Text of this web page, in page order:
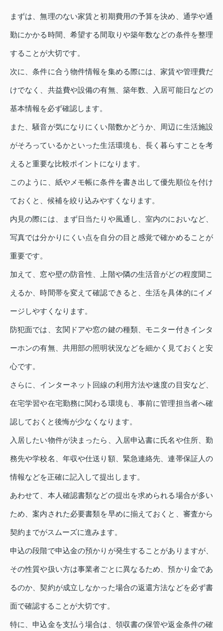
まずは、無理のない家賃と初期費用の予算を決め、通学や通
勤にかかる時間、希望する間取りや築年数などの条件を整理
することが大切です。
次に、条件に合う物件情報を集める際には、家賃や管理費だ
けでなく、共益費や設備の有無、築年数、入居可能日などの
基本情報を必ず確認します。
また、騒音が気になりにくい階数かどうか、周辺に生活施設
がそろっているかといった生活環境も、長く暮らすことを考
えると重要な比較ポイントになります。
このように、紙やメモ帳に条件を書き出して優先順位を付け
ておくと、候補を絞り込みやすくなります。
内見の際には、まず日当たりや風通し、室内のにおいなど、
写真では分かりにくい点を自分の目と感覚で確かめることが
重要です。
加えて、窓や壁の防音性、上階や隣の生活音がどの程度聞こ
えるか、時間帯を変えて確認できると、生活を具体的にイメ
ージしやすくなります。
防犯面では、玄関ドアや窓の鍵の種類、モニター付きインタ
ーホンの有無、共用部の照明状況などを細かく見ておくと安
心です。
さらに、インターネット回線の利用方法や速度の目安など、
在宅学習や在宅勤務に関わる環境も、事前に管理担当者へ確
認しておくと後悔が少なくなります。
入居したい物件が決まったら、入居申込書に氏名や住所、勤
務先や学校名、年収や仕送り額、緊急連絡先、連帯保証人の
情報などを正確に記入して提出します。
あわせて、本人確認書類などの提出を求められる場合が多い
ため、案内された必要書類を早めに揃えておくと、審査から
契約までがスムーズに進みます。
申込の段階で申込金の預かりが発生することがありますが、
その性質や扱い方は事業者ごとに異なるため、預かり金であ
るのか、契約が成立しなかった場合の返還方法などを必ず書
面で確認することが大切です。
特に、申込金を支払う場合は、領収書の保管や返金条件の確